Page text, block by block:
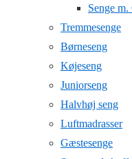
Senge
Tremmesenge
Børneseng
Køjeseng
Juniorseng
Halvhøj seng
Luftmadrasser
Gæstesenge